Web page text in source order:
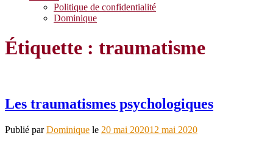
Politique de confidentialité
Dominique
Étiquette : traumatisme
Les traumatismes psychologiques
Publié parDominique le 20 mai 202012 mai 2020